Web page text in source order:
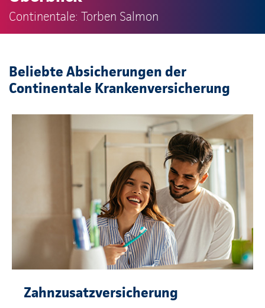
Continentale: Torben Salmon
Beliebte Absicherungen der
Continentale Krankenversicherung
Zahnzusatzversicherung